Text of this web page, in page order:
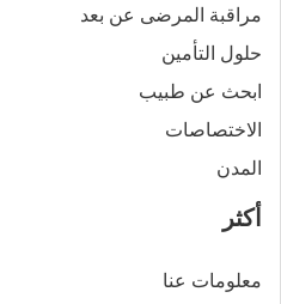
مراقبة المرضى عن بعد
حلول التأمين
ابحث عن طبيب
الاختصاصات
المدن
أكثر
معلومات عنا